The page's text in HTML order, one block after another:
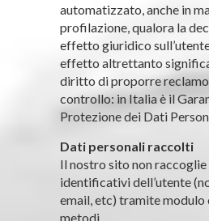
automatizzato, anche in
profilazione, qualora la
effetto giuridico
effetto altrettanto
diritto di proporre reclamo
controllo: in Italia è il
Protezione dei Dati
Dati personali raccolti
Il nostro sito non
identificativi dell’utente
email, etc) tramite
metodi.